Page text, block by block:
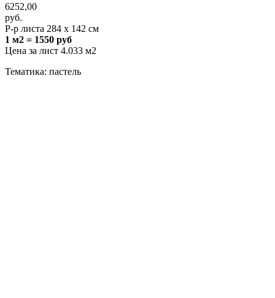
6252,00
руб.
Р-р листа 284 х 142 см
1 м2 = 1550 руб
Цена за лист 4.033 м2
Тематика: пастель